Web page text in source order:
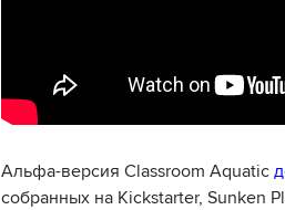
Альфа-версия Classroom Aquatic
собранных на Kickstarter, Sunken